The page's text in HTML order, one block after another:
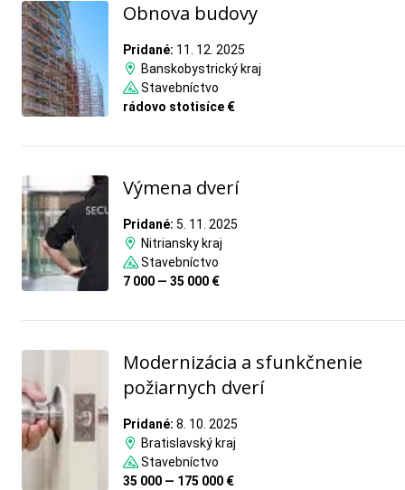
Obnova budovy
Pridané: 11. 12. 2025
Banskobystrický kraj
Stavebníctvo
rádovo stotisíce €
Výmena dverí
Pridané: 5. 11. 2025
Nitriansky kraj
Stavebníctvo
7 000 — 35 000 €
Modernizácia a sfunkčnenie
požiarnych dverí
Pridané: 8. 10. 2025
Bratislavský kraj
Stavebníctvo
35 000 — 175 000 €